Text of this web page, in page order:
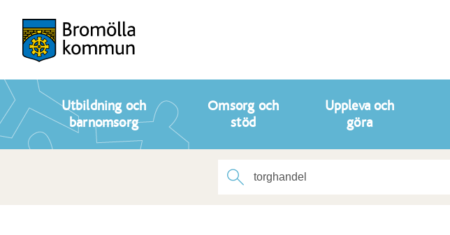
Utbildning och
barnomsorg
Omsorg och
stöd
Uppleva och
göra